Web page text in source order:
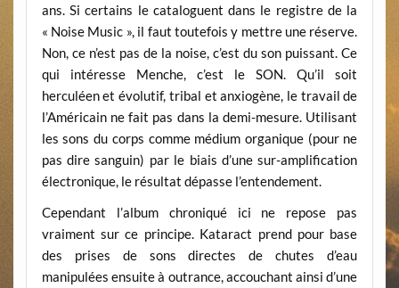
ans. Si certains le cataloguent dans le registre de la
« Noise Music », il faut toutefois y mettre une réserve.
Non, ce n’est pas de la noise, c’est du son puissant. Ce
qui intéresse Menche, c’est le SON. Qu’il soit
herculéen et évolutif, tribal et anxiogène, le travail de
l’Américain ne fait pas dans la demi-mesure. Utilisant
les sons du corps comme médium organique (pour ne
pas dire sanguin) par le biais d’une sur-amplification
électronique, le résultat dépasse l’entendement.
Cependant l’album chroniqué ici ne repose pas
vraiment sur ce principe. Kataract prend pour base
des prises de sons directes de chutes d’eau
manipulées ensuite à outrance, accouchant ainsi d’une